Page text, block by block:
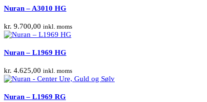
Nuran – A3010 HG
kr. 9.700,00 inkl. moms
Nuran – L1969 HG
kr. 4.625,00 inkl. moms
Nuran – L1969 RG